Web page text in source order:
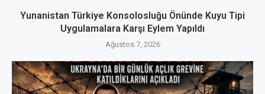
Yunanistan Türkiye Konsolosluğu Önünde Kuyu Tipi
Uygulamalara Karşı Eylem Yapıldı
Ağustos 7, 2026